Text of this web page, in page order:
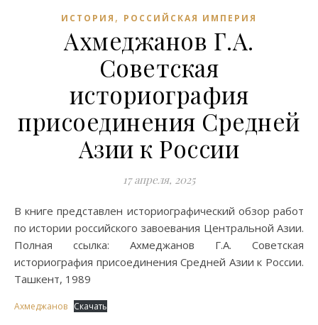
ИСТОРИЯ , РОССИЙСКАЯ ИМПЕРИЯ
Ахмеджанов Г.А.
Советская
историография
присоединения Средней
Азии к России
17 апреля, 2025
В книге представлен историографический обзор работ
по истории российского завоевания Центральной Азии.
Полная ссылка: Ахмеджанов Г.А. Советская
историография присоединения Средней Азии к России.
Ташкент, 1989
Ахмеджанов Скачать